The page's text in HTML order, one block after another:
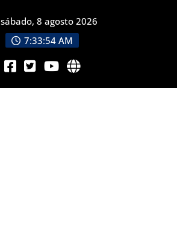
sábado, 8 agosto 2026
7:33:56 AM